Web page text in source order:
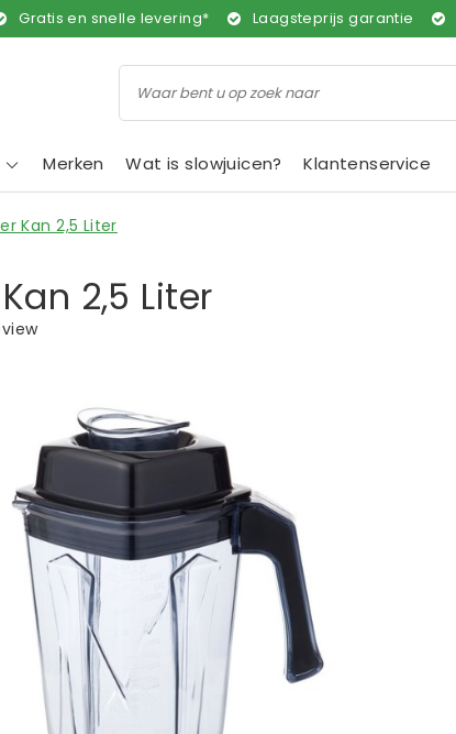
Gratis en snelle levering* Laagsteprijs garantie
Merken Wat is slowjuicen? Klantenservice
Kan 2,5 Liter
2,5 Liter